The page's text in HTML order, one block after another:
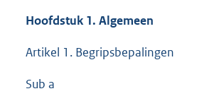
Hoofdstuk 1. Algemeen
Artikel 1. Begripsbepalingen
Sub a